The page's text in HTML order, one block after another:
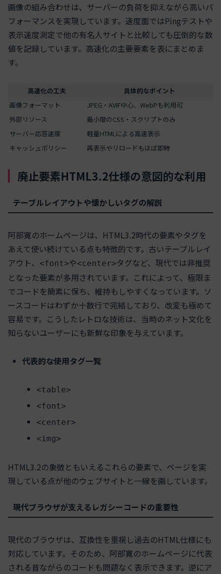
画像の組み合わせは、サーバーの負荷を抑えながら高いパ
フォーマンスを実現しています。速度面ではPingテストや
表示速度測定で他の有名人サイトと比較しても圧倒的な数
値を記録しています。高速化の主要要素を表にまとめま
す。
高速化の工夫
具体的なポイント
画像フォーマット
JPEG・AVIF中心、WebPも利用可
外部リソース
最小限のCSS・スクリプトのみ
サーバー応答速度
軽量HTMLによる高速表示
キャッシュポリシー
再表示やリロードもほぼ即時
廃止要素HTML3.2仕様の意図的な利用
テーブルレイアウトや懐かしいタグの解説
阿部寛のホームページは、HTML3.2時代の要素やタグを
あえて使い続けている点も特徴的です。古いテーブルレイ
アウト、
<font>や<center>タグなど、現代では非推奨
となった要素が多用されています。これによって、極限ま
でコードを簡素に保ち、維持もしやすくなっています。ソ
ースコードはわずか十数行で完結しており、改変も極めて
容易です。こうしたレトロな技術は、当時のネット文化を
知らないユーザーにも新鮮な印象を与えています。
代表的な使用タグ一覧
<table>
<font>
<center>
<img>
HTML3.2の象徴ともいえるこれらの要素で、ページを実
現している点が他のウェブサイトと一線を画しています。
現代ブラウザが支えるレガシーコードの重要性
現代のブラウザは、互換性を重視し過去のHTML仕様にも
対応しています。そのため、阿部寛のホームページに代表
される昔ながらのコードも問題なく表示できます。逆にア